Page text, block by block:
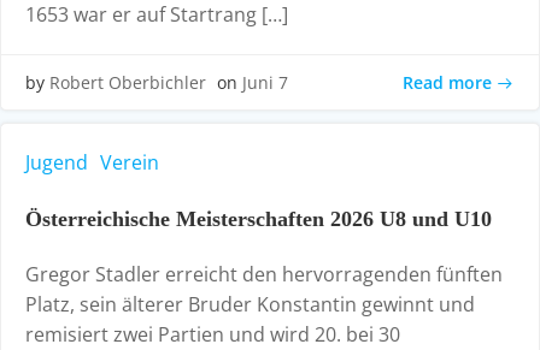
1653 war er auf Startrang […]
by Robert Oberbichler on Juni 7 Read more
Jugend Verein
Österreichische Meisterschaften 2026 U8 und U10
Gregor Stadler erreicht den hervorragenden fünften
Platz, sein älterer Bruder Konstantin gewinnt und
remisiert zwei Partien und wird 20. bei 30